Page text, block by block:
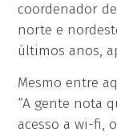
coordenador
norte e
últimos anos,
Mesmo entre
“A gente nota
acesso a wi-fi,